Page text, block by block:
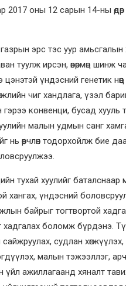
2017 оны 12 сарын 14-ны
эрс тэс уур
туулж ирсэн, өвөрмөц шинж
үндэсний генетик
чиг хандлага, үзэл
конвенци, бусад
малын удмын санг
нь өөрчлөн тодорхойлж
тухай хуулийг
хангах, үндэсний
байрыг тогтвортой
хадгалах боломж бүрдэнэ.
судлан
малын тэжээллэг,
үйл ажиллагаанд хяналт